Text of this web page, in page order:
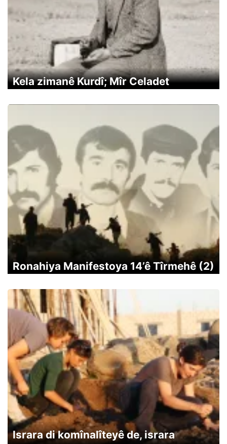
Kela zimanê Kurdî; Mîr Celadet
Ronahiya Manifestoya 14’ê Tîrmehê (2)
Israra di komînalîteyê de, israra